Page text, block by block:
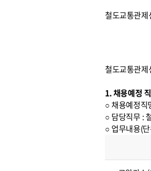
철도교통관
철도교통관
1. 채용예정
○ 채용예정직
○ 담당직무 :
○ 업무내용(